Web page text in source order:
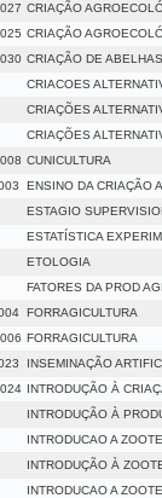
CRIAÇÃO
CRIAÇÃO
CRIAÇÃO DE ABELHAS
CRIACOES
CRIAÇÕES
CRIAÇÕES
CUNICULTURA
ENSINO DA CRIAÇÃO
ESTAGIO
ESTATÍSTICA
ETOLOGIA
FATORES DA PROD
FORRAGICULTURA
FORRAGICULTURA
INSEMINAÇÃO
INTRODUÇÃO À
INTRODUÇÃO À
INTRODUCAO A
INTRODUÇÃO À
INTRODUCAO A